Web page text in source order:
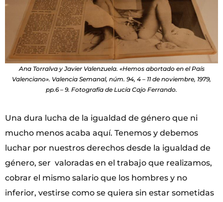
Ana Torralva y Javier Valenzuela. «Hemos abortado en el País
Valenciano». Valencia Semanal, núm. 94, 4 – 11 de noviembre, 1979,
pp.6 – 9. Fotografía de Lucía Cajo Ferrando.
Una dura lucha de la igualdad de género que ni
mucho menos acaba aquí. Tenemos y debemos
luchar por nuestros derechos desde la igualdad de
género, ser valoradas en el trabajo que realizamos,
cobrar el mismo salario que los hombres y no
inferior, vestirse como se quiera sin estar sometidas